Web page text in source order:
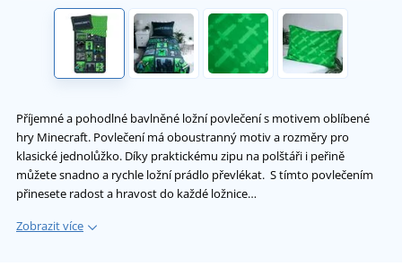
Příjemné a pohodlné bavlněné ložní povlečení s motivem oblíbené
hry Minecraft. Povlečení má oboustranný motiv a rozměry pro
klasické jednolůžko. Díky praktickému zipu na polštáři i peřině
můžete snadno a rychle ložní prádlo převlékat. S tímto povlečením
přinesete radost a hravost do každé ložnice…
Zobrazit více